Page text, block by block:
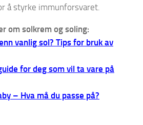
å styrke immunforsvaret.
om solkrem og soling:
vanlig sol? Tips for bruk av
for deg som vil ta vare på
– Hva må du passe på?